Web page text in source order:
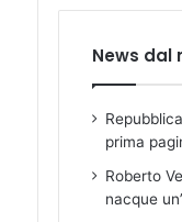
News dal
prima
Roberto
nacque